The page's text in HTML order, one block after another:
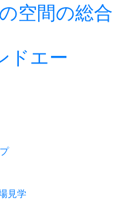
空間の総合
ドエー
見学